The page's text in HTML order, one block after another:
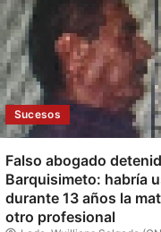
Sucesos
Falso abogado
Barquisimeto: habría
durante 13 años la
otro profesional